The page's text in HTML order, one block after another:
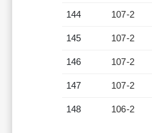
144 107-2
145 107-2
146 107-2
147 107-2
148 106-2